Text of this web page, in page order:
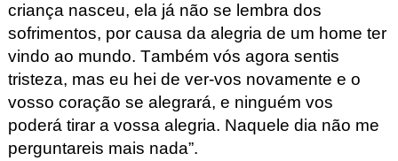
criança nasceu, ela já não se lembra dos
sofrimentos, por causa da alegria de um home ter
vindo ao mundo. Também vós agora sentis
tristeza, mas eu hei de ver-vos novamente e o
vosso coração se alegrará, e ninguém vos
poderá tirar a vossa alegria. Naquele dianão me
perguntareis mais nada”.